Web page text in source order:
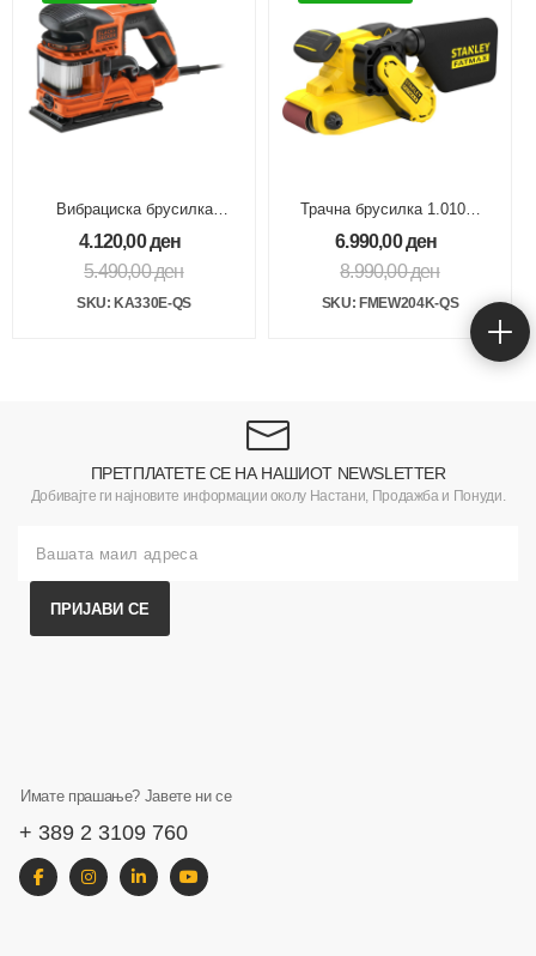
Вибрациска брусилка
270W 92X191mm
DUOSAND
4.120,00ден
5.490,00ден
SKU: KA330E-QS
Трачна брусилка 1.010W
75x533mm Куфер
6.990,00ден
8.990,00ден
SKU: FMEW204K-QS
ПРЕТПЛАТЕТЕ СЕ НА НАШИОТ NEWSLETTER
Добивајте ги најновите информации околу Настани, Продажба и Понуди.
ПРИЈАВИ СЕ
Имате прашање? Јавете ни се
+ 389 2 3109 760